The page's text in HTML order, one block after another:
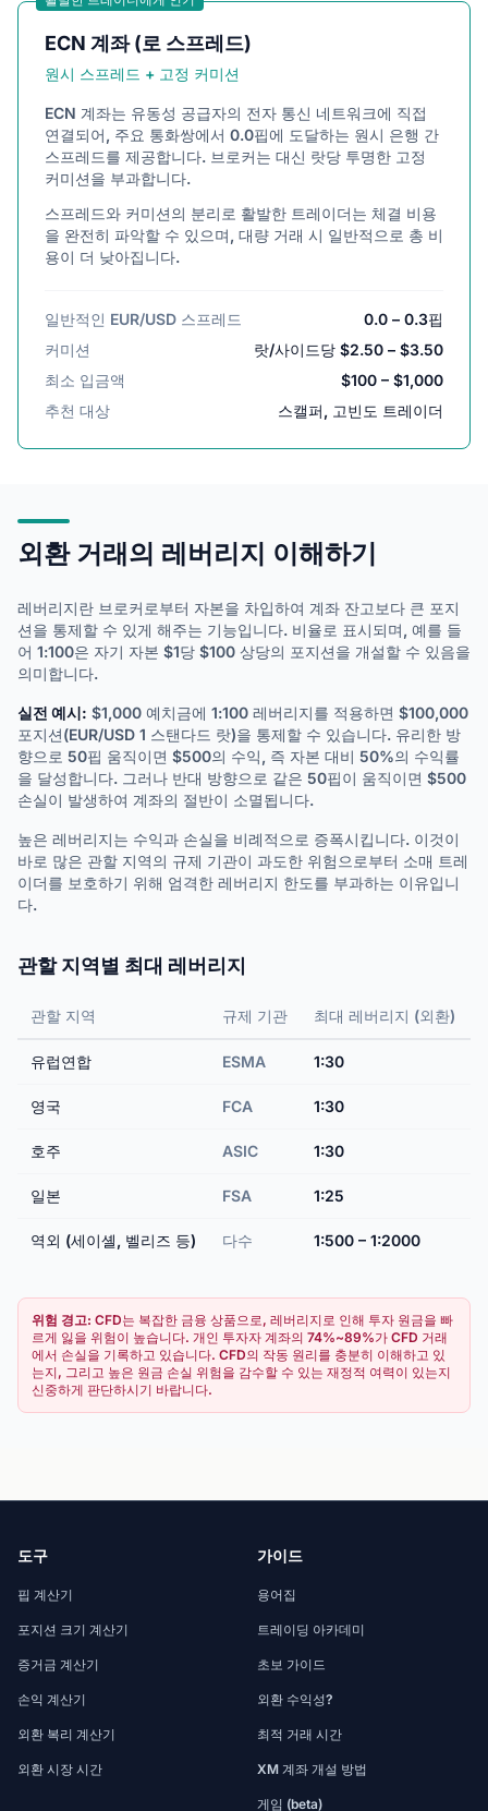
ECN 계좌 (로 스프레드)
원시 스프레드 + 고정 커미션
ECN 계좌는 유동성 공급자의 전자 통신 네트워크에 직접
연결되어, 주요 통화쌍에서 0.0핍에 도달하는 원시 은행 간
스프레드를 제공합니다. 브로커는 대신 랏당 투명한 고정
커미션을 부과합니다.
스프레드와 커미션의 분리로 활발한 트레이더는 체결 비용
을 완전히 파악할 수 있으며, 대량 거래 시 일반적으로 총 비
용이 더 낮아집니다.
일반적인 EUR/USD 스프레드
0.0 – 0.3핍
커미션
랏/사이드당 $2.50 – $3.50
최소 입금액
$100 – $1,000
추천 대상
스캘퍼, 고빈도 트레이더
외환 거래의 레버리지 이해하기
레버리지란 브로커로부터 자본을 차입하여 계좌 잔고보다 큰 포지
션을 통제할 수 있게 해주는 기능입니다. 비율로 표시되며, 예를 들
어 1:100은 자기 자본 $1당 $100 상당의 포지션을 개설할 수 있음을
의미합니다.
실전 예시: $1,000 예치금에 1:100 레버리지를 적용하면 $100,000
포지션(EUR/USD 1 스탠다드 랏)을 통제할 수 있습니다. 유리한 방
향으로 50핍 움직이면 $500의 수익, 즉 자본 대비 50%의 수익률
을 달성합니다. 그러나 반대 방향으로 같은 50핍이 움직이면 $500
손실이 발생하여 계좌의 절반이 소멸됩니다.
높은 레버리지는 수익과 손실을 비례적으로 증폭시킵니다. 이것이
바로 많은 관할 지역의 규제 기관이 과도한 위험으로부터 소매 트레
이더를 보호하기 위해 엄격한 레버리지 한도를 부과하는 이유입니
다.
관할 지역별 최대 레버리지
관할 지역 규제 기관 최대 레버리지 (외환)
유럽연합 ESMA 1:30
영국 FCA 1:30
호주 ASIC 1:30
일본 FSA 1:25
역외 (세이셸, 벨리즈 등) 다수 1:500 – 1:2000
위험 경고: CFD는 복잡한 금융 상품으로, 레버리지로 인해 투자 원금을 빠
르게 잃을 위험이 높습니다. 개인 투자자 계좌의 74%~89%가 CFD 거래
에서 손실을 기록하고 있습니다. CFD의 작동 원리를 충분히 이해하고 있
는지, 그리고 높은 원금 손실 위험을 감수할 수 있는 재정적 여력이 있는지
신중하게 판단하시기 바랍니다.
도구
핍 계산기
포지션 크기 계산기
증거금 계산기
손익 계산기
외환 복리 계산기
외환 시장 시간
가이드
용어집
트레이딩 아카데미
초보 가이드
외환 수익성?
최적 거래 시간
XM 계좌 개설 방법
게임 (beta)